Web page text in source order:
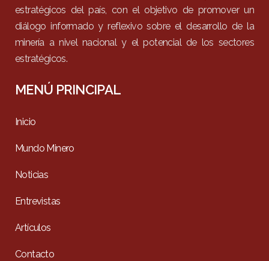
estratégicos del país, con el objetivo de promover un
diálogo informado y reflexivo sobre el desarrollo de la
minería a nivel nacional y el potencial de los sectores
estratégicos.
MENÚ PRINCIPAL
Inicio
Mundo Minero
Noticias
Entrevistas
Artículos
Contacto